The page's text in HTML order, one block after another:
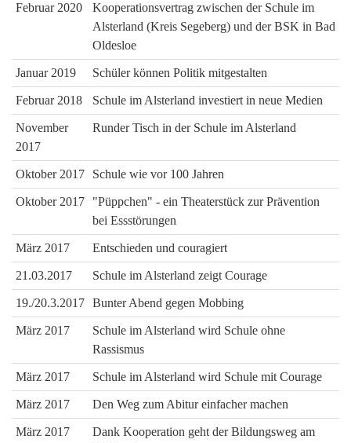
Februar 2020
Kooperationsvertrag zwischen der Schule im
Alsterland (Kreis Segeberg) und der BSK in Bad
Oldesloe
Januar 2019 Schüler können Politik mitgestalten
Februar 2018 Schule im Alsterland investiert in neue Medien
November
2017
Runder Tisch in der Schule im Alsterland
Oktober 2017 Schule wie vor 100 Jahren
Oktober 2017
"Püppchen" - ein Theaterstück zur Prävention
bei Essstörungen
März 2017 Entschieden und couragiert
21.03.2017 Schule im Alsterland zeigt Courage
19./20.3.2017 Bunter Abend gegen Mobbing
März 2017
Schule im Alsterland wird Schule ohne
Rassismus
März 2017 Schule im Alsterland wird Schule mit Courage
März 2017 Den Weg zum Abitur einfacher machen
März 2017
Dank Kooperation geht der Bildungsweg am